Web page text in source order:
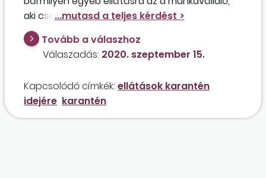
aki családjával külföldi nyaralásra ment zöld
besorolású országba, de mire hazajöttek, az
ország besorolása sárgára váltott, ezért 14
napos karanténba kellett vonulniuk? Hogyan
keresetveszteség?
Tovább a válaszhoz
Válaszadás: 2020. szeptember 15.
Kapcsolódó címkék: ellátások karantén
idejére karantén